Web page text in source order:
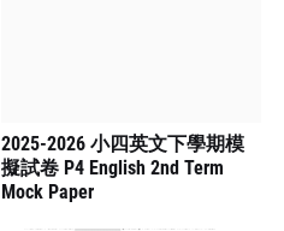
2025-2026 小四英文下學期模
擬試卷 P4 English 2nd Term
Mock Paper